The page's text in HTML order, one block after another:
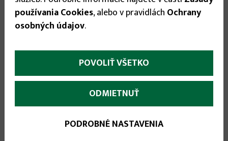

Odporúčané príslušenstvo:
používania Cookies, alebo v pravidlách Ochrany
osobných údajov.
POVOLIŤ VŠETKO
ODMIETNUŤ
PODROBNÉ NASTAVENIA